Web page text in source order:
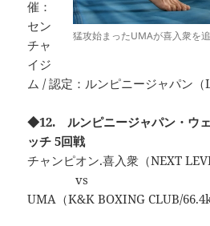
猛攻始まったUMAが喜入衆を
催：
セン
チャ
イジ
ム / 認定：ルンピニージャパン（
◆12. ルンピニージャパン・ウ
ッチ 5回戦
チャンピオン.喜入衆（NEXT
vs
UMA（K&K BOXING CLUB/